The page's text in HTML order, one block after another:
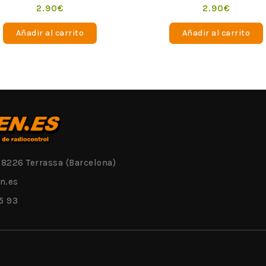
2.90€
Añadir al carrito
2.90€
Añadir al carrito
Terrassa (Barcelona)
93